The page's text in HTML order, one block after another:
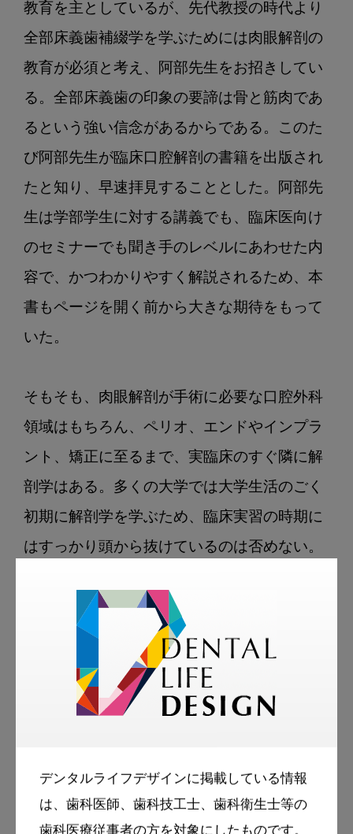
デンタルライフデザインに掲載している情報
は、歯科医師、歯科技工士、歯科衛生士等の
教育を主としているが、先代教授の時代より
全部床義歯補綴学を学ぶためには肉眼解剖の
教育が必須と考え、阿部先生をお招きしてい
る。全部床義歯の印象の要諦は骨と筋肉であ
るという強い信念があるからである。このた
び阿部先生が臨床口腔解剖の書籍を出版され
たと知り、早速拝見することとした。阿部先
生は学部学生に対する講義でも、臨床医向け
のセミナーでも聞き手のレベルにあわせた内
容で、かつわかりやすく解説されるため、本
書もページを開く前から大きな期待をもって
いた。
そもそも、肉眼解剖が手術に必要な口腔外科
領域はもちろん、ペリオ、エンドやインプラ
ント、矯正に至るまで、実臨床のすぐ隣に解
剖学はある。多くの大学では大学生活のごく
初期に解剖学を学ぶため、臨床実習の時期に
はすっかり頭から抜けているのは否めない。
控える国家試験のために慌てて知識を詰め込
むわけであるが、多くの学生が教科書を紐解
くのではなく、もっぱら国家試験の参考書を
開くのみにとどまるため、現状では著しく解
同様であるが、おそらく6年間で学ぶ臨床を